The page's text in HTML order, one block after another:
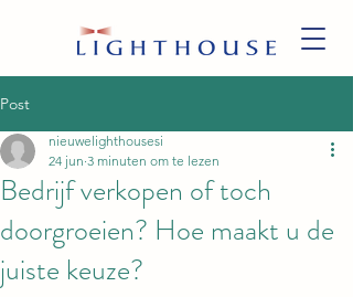
Post
Bedrijf verkopen of toch
doorgroeien? Hoe maakt u de
juiste keuze?
nieuwelighthousesi
24 jun 3 minuten om te lezen